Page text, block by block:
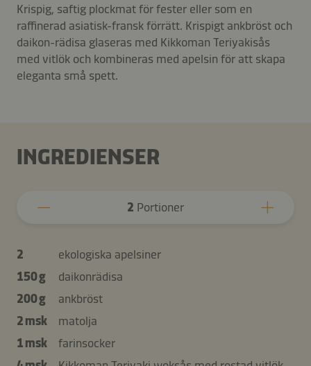
Krispig, saftig plockmat för fester eller som en
raffinerad asiatisk-fransk förrätt. Krispigt ankbröst och
daikon-rädisa glaseras med Kikkoman Teriyakisås
med vitlök och kombineras med apelsin för att skapa
eleganta små spett.
INGREDIENSER
2 Portioner
2
ekologiska apelsiner
150 g
daikonrädisa
200 g
ankbröst
2 msk
matolja
1 msk
farinsocker